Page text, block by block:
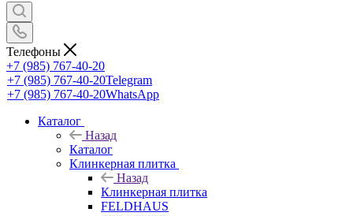
Телефоны
+7 (985) 767-40-20
+7 (985) 767-40-20Telegram
+7 (985) 767-40-20WhatsApp
Каталог
Назад
Каталог
Клинкерная плитка
Назад
Клинкерная плитка
FELDHAUS